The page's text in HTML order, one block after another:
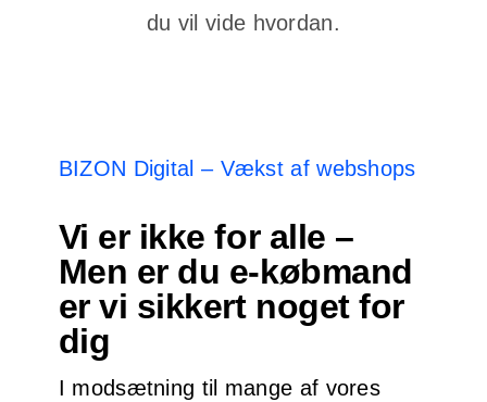
du vil vide hvordan.
BIZON Digital – Vækst af webshops
Vi er ikke for alle –
Men er du e-købmand
er vi sikkert noget for
dig
I modsætning til mange af vores